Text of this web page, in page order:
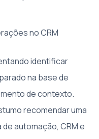
no CRM
identificar
na base de
de contexto.
recomendar uma
automação, CRM e